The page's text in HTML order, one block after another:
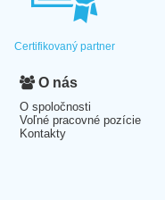
Certifikovaný partner
O nás
O spoločnosti
Voľné pracovné pozície
Kontakty